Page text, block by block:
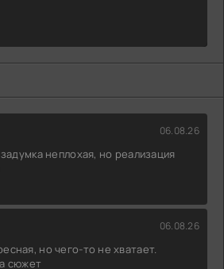
06.08.26
неплохая, но реализация
06.08.26
но чего-то не хватает.
сюжет